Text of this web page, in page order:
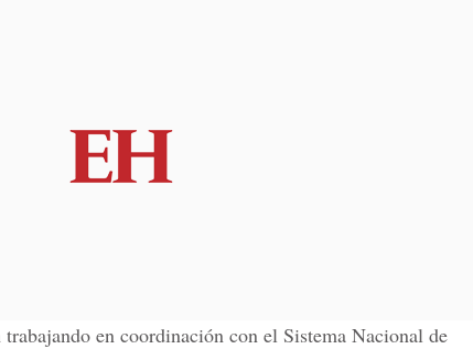
trabajando en coordinación con el Sistema Nacional de